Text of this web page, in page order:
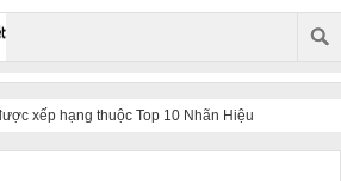
xếp hạng thuộc Top 10 Nhãn Hiệu
2026.